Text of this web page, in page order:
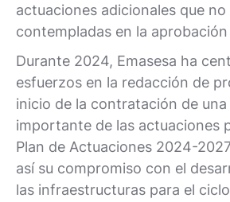
actuaciones adicionales que no
contempladas en la aprobación
Durante 2024, Emasesa ha
esfuerzos en la redacción de
inicio de la contratación de
importante de las actuaciones
Plan de Actuaciones 2024-
así su compromiso con el
las infraestructuras para el